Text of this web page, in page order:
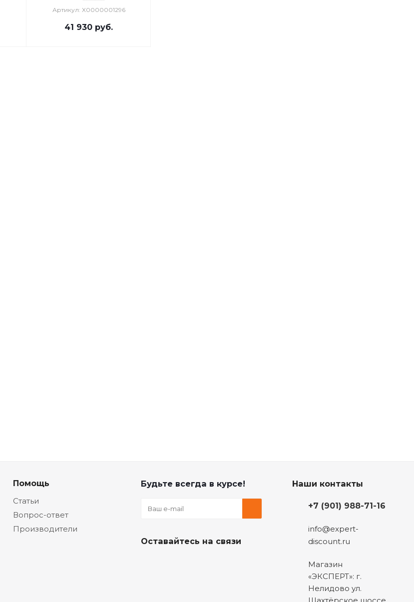
Артикул: X0000001296
41 930 руб.
Помощь
Статьи
Вопрос-ответ
Производители
Будьте всегда в курсе!
Оставайтесь на связи
Наши контакты
+7 (901) 988-71-16
info@expert-
discount.ru
Магазин
«ЭКСПЕРТ»: г.
Нелидово ул.